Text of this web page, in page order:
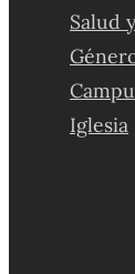
Salud
Iglesia